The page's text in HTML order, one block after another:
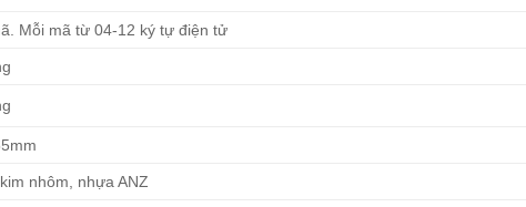
Mỗi mã từ 04-12 ký tự điện tử
nhôm, nhựa ANZ